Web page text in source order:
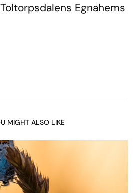
Egnahems
MIGHT ALSO LIKE